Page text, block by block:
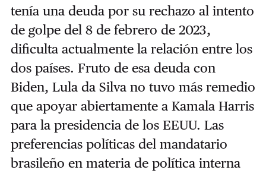
tenía una deuda por su rechazo al intento
de golpe del 8 de febrero de 2023,
dificulta actualmente la relación entre los
dos países. Fruto de esa deuda con
Biden, Lula da Silva no tuvo más remedio
que apoyar abiertamente a Kamala Harris
para la presidencia de los EEUU. Las
preferencias políticas del mandatario
brasileño en materia de política interna